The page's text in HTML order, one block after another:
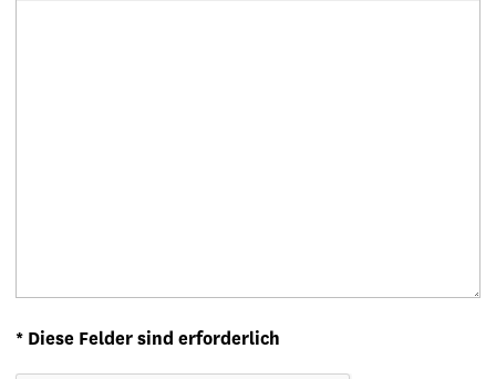
* Diese Felder sind erforderlich